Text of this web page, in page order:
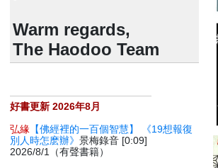
Warm regards,
The Haodoo Team
好書更新 2026年8月
弘緣 【佛經裡的一百個智慧】 《19想報復
別人時怎麽辦》景梅錄音 [0:09]
2026/8/1（有聲書籍）